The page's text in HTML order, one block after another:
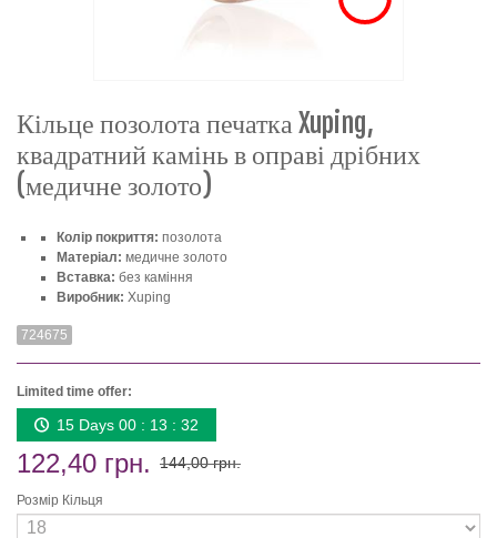
Кільце позолота печатка Xuping,
квадратний камінь в оправі дрібних
(медичне золото)
Колір покриття: позолота
Матеріал: медичне золото
Вставка: без каміння
Виробник: Xuping
724675
Limited time offer:
15 Days 00 : 13 : 32
122,40 грн. 144,00 грн.
Розмір Кільця